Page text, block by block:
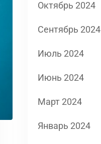
Октябрь 2024
Сентябрь 2024
Июль 2024
Июнь 2024
Март 2024
Январь 2024